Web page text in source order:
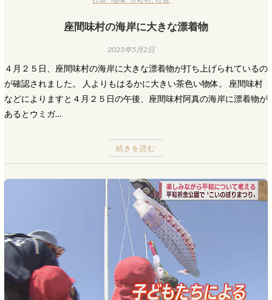
座間味村の海岸に大きな漂着物
2023年5月2日
４月２５日、座間味村の海岸に大きな漂着物が打ち上げられているの
が確認されました。 人よりもはるかに大きい茶色い物体。 座間味村
などによりますと４月２５日の午後、座間味村阿真の海岸に漂着物が
あるとウミガ…
続きを読む